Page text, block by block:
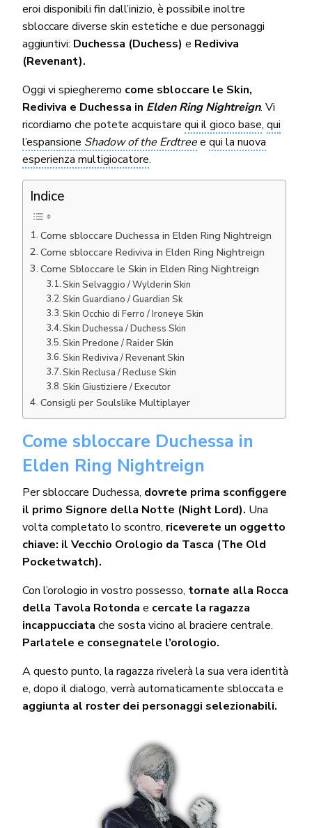
eroi disponibili fin dall’inizio, è possibile inoltre
sbloccare diverse skin estetiche e due personaggi
aggiuntivi: Duchessa (Duchess) e Rediviva
(Revenant).
Oggi vi spiegheremo come sbloccare le Skin,
Rediviva e Duchessa in Elden Ring Nightreign. Vi
ricordiamo che potete acquistarequi il gioco base,qui
l’espansione Shadow of the Erdtreeequi la nuova
esperienza multigiocatore.
Indice
Come sbloccare Duchessa in Elden Ring Nightreign
Come sbloccare Rediviva in Elden Ring Nightreign
Come Sbloccare le Skin in Elden Ring Nightreign
Skin Selvaggio / Wylderin Skin
Skin Guardiano / Guardian Sk
Skin Occhio di Ferro / Ironeye Skin
Skin Duchessa / Duchess Skin
Skin Predone / Raider Skin
Skin Rediviva / Revenant Skin
Skin Reclusa / Recluse Skin
Skin Giustiziere / Executor
Consigli per Soulslike Multiplayer
Come sbloccare Duchessa in
Elden Ring Nightreign
Per sbloccare Duchessa, dovrete prima sconfiggere
il primo Signore della Notte (Night Lord). Una
volta completato lo scontro, riceverete un oggetto
chiave: il Vecchio Orologio da Tasca (The Old
Pocketwatch).
Con l’orologio in vostro possesso, tornate alla Rocca
della Tavola Rotonda e cercate la ragazza
incappucciata che sosta vicino al braciere centrale.
Parlatele e consegnatele l’orologio.
A questo punto, la ragazza rivelerà la sua vera identità
e, dopo il dialogo, verrà automaticamente sbloccata e
aggiunta al roster dei personaggi selezionabili.